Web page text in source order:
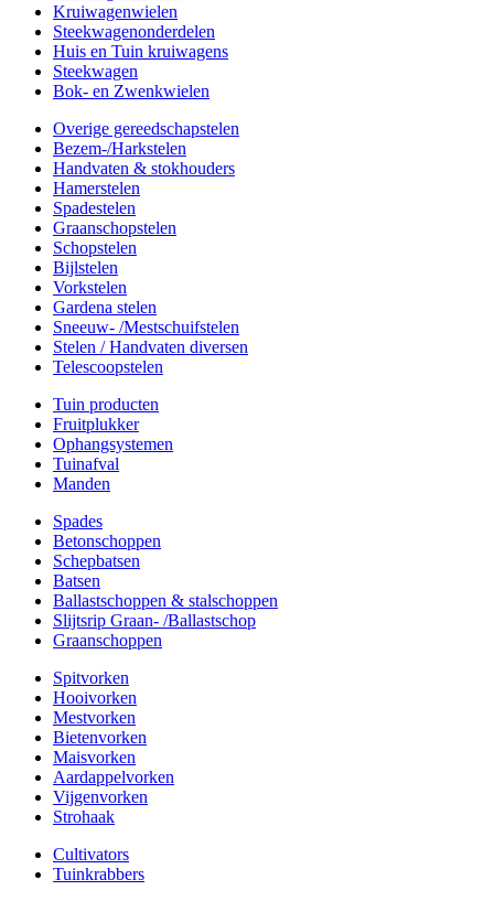
Kruiwagenwielen
Steekwagenonderdelen
Huis en Tuin kruiwagens
Steekwagen
Bok- en Zwenkwielen
Overige gereedschapstelen
Bezem-/Harkstelen
Handvaten & stokhouders
Hamerstelen
Spadestelen
Graanschopstelen
Schopstelen
Bijlstelen
Vorkstelen
Gardena stelen
Sneeuw- /Mestschuifstelen
Stelen / Handvaten diversen
Telescoopstelen
Tuin producten
Fruitplukker
Ophangsystemen
Tuinafval
Manden
Spades
Betonschoppen
Schepbatsen
Batsen
Ballastschoppen & stalschoppen
Slijtsrip Graan- /Ballastschop
Graanschoppen
Spitvorken
Hooivorken
Mestvorken
Bietenvorken
Maisvorken
Aardappelvorken
Vijgenvorken
Strohaak
Cultivators
Tuinkrabbers